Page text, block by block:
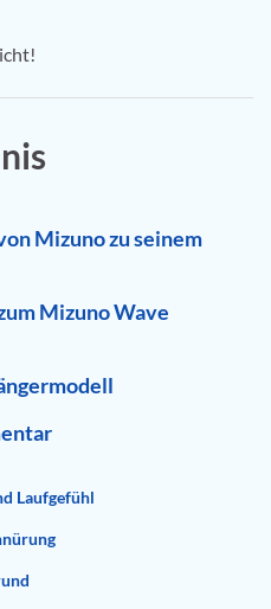
Mizuno zu seinem
Mizuno Wave
Laufgefühl